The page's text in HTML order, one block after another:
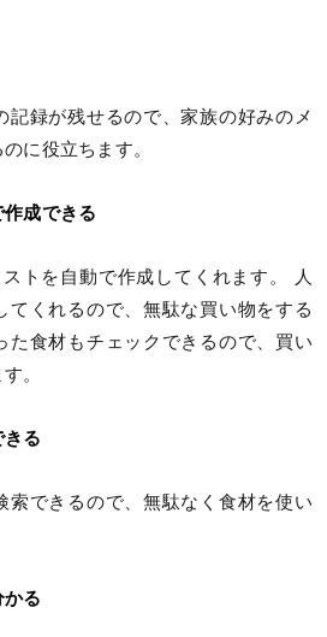
記録が残せるので、家族の好みのメ
に役立ちます。
作成できる
トを自動で作成してくれます。 人
てくれるので、無駄な買い物をする
た食材もチェックできるので、買い
。
きる
索できるので、無駄なく食材を使い
かる